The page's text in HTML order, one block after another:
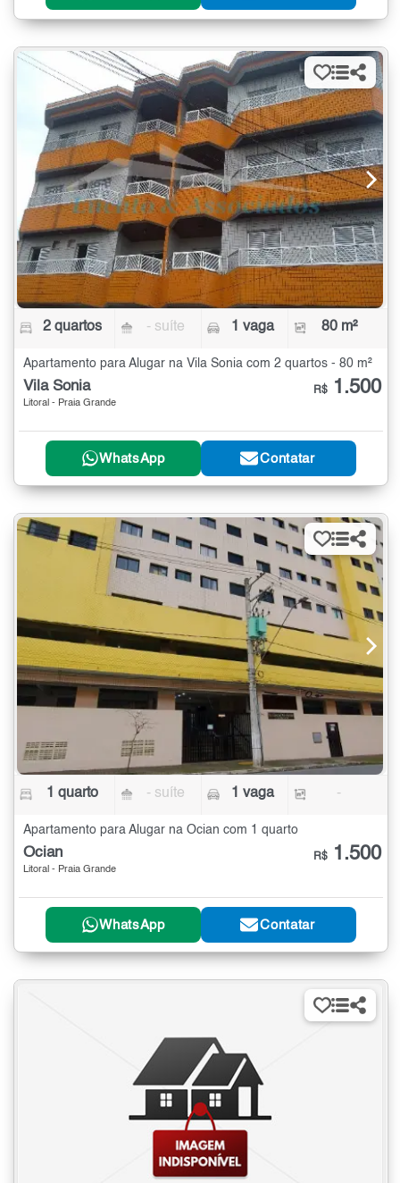
2 quartos - suíte 1 vaga 80 m²
Apartamento para Alugar na Vila Sonia com 2 quartos - 80 m²
Vila Sonia
Litoral - Praia Grande
R$ 1.500
WhatsApp Contatar
1 quarto - suíte 1 vaga -
Apartamento para Alugar na Ocian com 1 quarto
Ocian
Litoral - Praia Grande
R$ 1.500
WhatsApp Contatar